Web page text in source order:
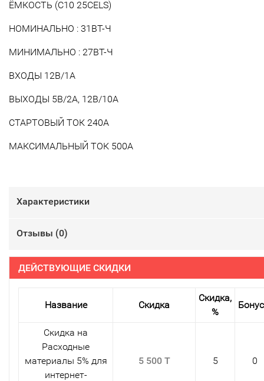
ЁМКОСТЬ (C10 25CELS)
НОМИНАЛЬНО : 31ВТ-Ч
МИНИМАЛЬНО : 27ВТ-Ч
ВХОДЫ 12В/1A
ВЫХОДЫ 5В/2A, 12В/10A
СТАРТОВЫЙ ТОК 240A
МАКСИМАЛЬНЫЙ ТОК 500A
Характеристики
Отзывы (0)
ДЕЙСТВУЮЩИЕ СКИДКИ
Название Скидка
Скидка,
%
Скидка на
Расходные
материалы 5% для
интернет-
5 500 T 5 0